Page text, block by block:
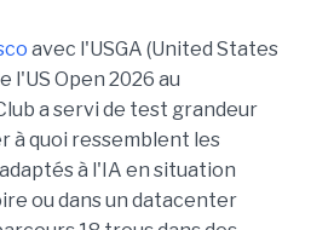
avec l'USGA (United States
l'US Open 2026 au
a servi de test grandeur
à quoi ressemblent les
à l'IA en situation
ou dans un datacenter